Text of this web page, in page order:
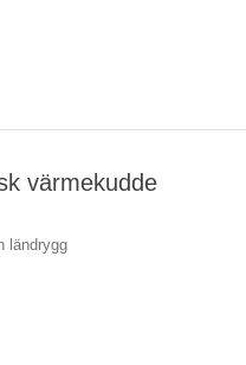
värmekudde
ländrygg